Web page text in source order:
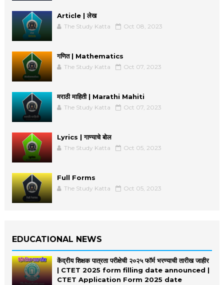
Article | लेख
The Study Katta Oct 08, 2023
गणित | Mathematics
The Study Katta Oct 07, 2023
मराठी माहिती | Marathi Mahiti
The Study Katta Oct 07, 2023
Lyrics | गाण्याचे बोल
The Study Katta Oct 05, 2023
Full Forms
The Study Katta Oct 05, 2023
EDUCATIONAL NEWS
केंद्रीय शिक्षक पात्रता परीक्षेची २०२५ फॉर्म भरण्याची तारीख जाहीर
| CTET 2025 form filling date announced |
CTET Application Form 2025 date